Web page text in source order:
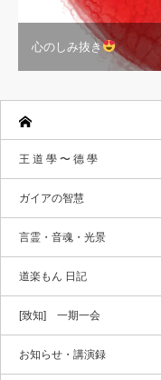
心のしみ抜き
王 道 學 〜 德 學
ガイアの智慧
言霊・音魂・光景
道楽もん 日記
[致知] 一期一会
お知らせ・講演録